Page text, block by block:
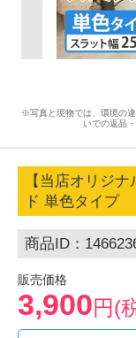
※写真と現物では、環境の
いでの返品
【当店オリジ
ド 単色タイプ
商品ID：
販売価格
3,900円(